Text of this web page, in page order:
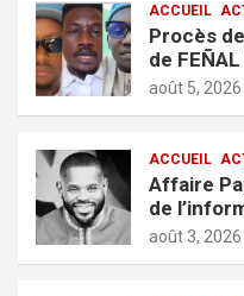
ACCUEIL
Procès
de
tombé
août 5, 2026
ACCUEIL
Affaire
de
par le
août 3, 2026